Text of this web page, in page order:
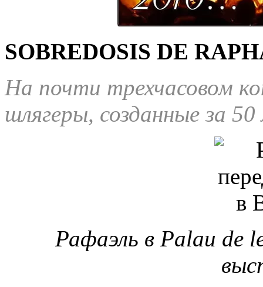
SOBREDOSIS DE
На почти трехчасовом
шлягеры, созданные за
Рафаэль вPalau de